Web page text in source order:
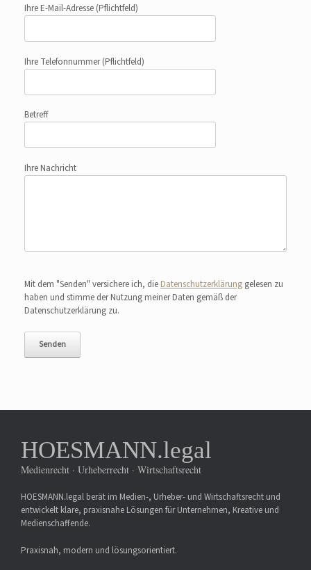
Ihre E-Mail-Adresse (Pflichtfeld)
Ihre Telefonnummer(Pflichtfeld)
Betreff
Ihre Nachricht
Mit dem "Senden" versichere ich, die Datenschutzerklärung gelesen zu
haben und stimme der Nutzung meiner Daten gemäß der
Datenschutzerklärung zu.
HOESMANN.legal
Medienrecht · Urheberrecht · Wirtschaftsrecht
HOESMANN.legal berät im Medien-, Urheber- und Wirtschaftsrecht und
entwickelt klare, praxisnahe Lösungen für Unternehmen, Kreative und
Medienschaffende.
Praxisnah, modern und lösungsorientiert.